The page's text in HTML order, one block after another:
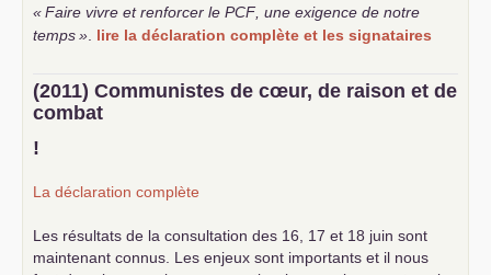
«Faire vivre et renforcer le PCF , une exigence de notre
temps» lire la déclaration complète et les signataires
(2011) Communistes de cœur, de raison et de
combat
!
La déclaration complète
Les résultats de la consultation des 16, 17 et 18 juin sont
maintenant connus. Les enjeux sont importants et il nous